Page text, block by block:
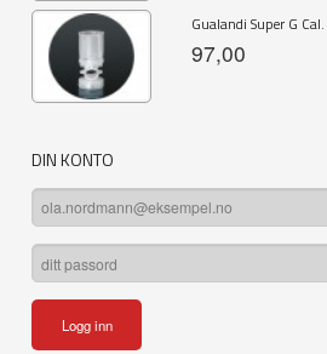
Gualandi Super G
97,00
DIN KONTO